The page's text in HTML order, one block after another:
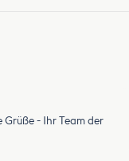
Grüße - Ihr Team der